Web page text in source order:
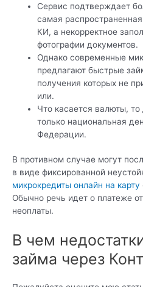
Сервис подтверждает
самая
КИ, а некорректное
фотографии документов.
Однако современные
предлагают быстрые
получения которых не
или.
Что касается валюты, то
только национальная
Федерации.
В противном случае могут
в виде фиксированной
микрокредиты онлайн на карту
Обычно речь идет о платеже
неоплаты.
В чем
займа через